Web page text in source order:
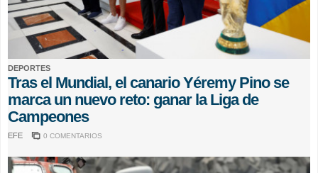
DEPORTES
Tras el Mundial, el canario Yéremy Pino se
marca un nuevo reto: ganar la Liga de
Campeones
EFE 0 COMENTARIOS